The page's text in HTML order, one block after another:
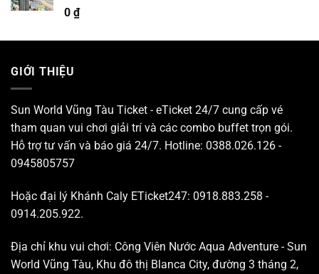
Được xếp
hạng
0 ₫
GIỚI THIỆU
Sun World Vũng Tàu Ticket - eTicket 24/7 cung cấp vé
tham quan vui chơi giải trí và các combo buffet trọn gói.
Hỗ trợ tư vấn và báo giá 24/7. Hotline: 0388.026.126 -
0945805757
Hoặc đại lý Khánh Caly ETicket247: 0918.883.258 -
0914.205.922.
Địa chỉ khu vui chơi: Công Viên Nước Aqua Adventure - Sun
World Vũng Tàu, Khu đô thị Blanca City, đường 3 tháng 2,